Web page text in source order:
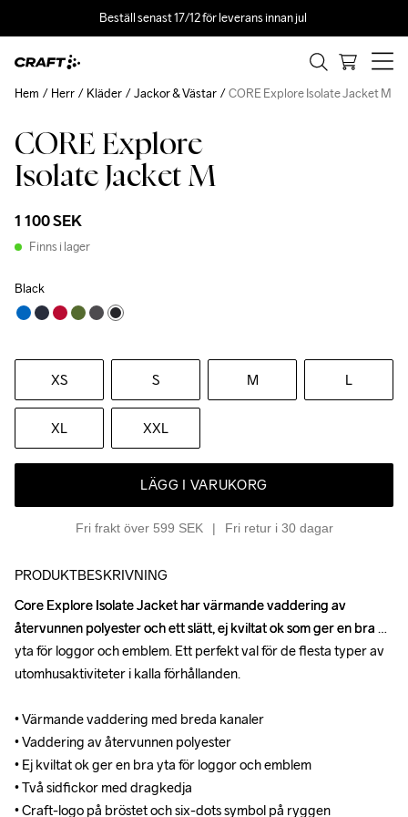
Beställ senast 17/12 för leverans innan jul
CORE Explore
Isolate Jacket M
1 100 SEK
Finns i lager
Black
XS S M L
XL XXL
LÄGG I VARUKORG
Fri frakt över 599 SEK Fri retur i 30 dagar
Hem Herr Kläder Jackor & Västar CORE Explore Isolate Jacket M
PRODUKTBESKRIVNING
Core Explore Isolate Jacket har värmande vaddering av
återvunnen polyester och ett slätt, ej kviltat ok som ger en bra
yta för loggor och emblem. Ett perfekt val för de flesta typer av
utomhusaktiviteter i kalla förhållanden.
• Värmande vaddering med breda kanaler
• Vaddering av återvunnen polyester
• Ej kviltat ok ger en bra yta för loggor och emblem
• Två sidfickor med dragkedja
• Craft-logo på bröstet och six-dots symbol på ryggen
Core Explore Isolate Jacket har värmande vaddering av
återvunnen polyester och ett slätt, ej kviltat ok som ger en bra
yta för loggor och emblem. Ett perfekt val för de flesta typer av
utomhusaktiviteter i kalla förhållanden.
• Värmande vaddering med breda kanaler
• Vaddering av återvunnen polyester
• Ej kviltat ok ger en bra yta för loggor och emblem
• Två sidfickor med dragkedja
• Craft-logo på bröstet och six-dots symbol på ryggen